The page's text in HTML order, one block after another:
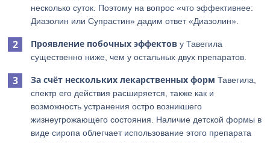
несколько суток. Поэтому на вопрос «что эффективнее:
Диазолин или Супрастин» дадим ответ «Диазолин».
Проявление побочных эффектов у Тавегила
существенно ниже, чем у остальных двух препаратов.
За счёт нескольких лекарственных форм Тавегила,
спектр его действия расширяется, также как и
возможность устранения остро возникшего
жизнеугрожающего состояния. Наличие детской формы в
виде сиропа облегчает использование этого препарата